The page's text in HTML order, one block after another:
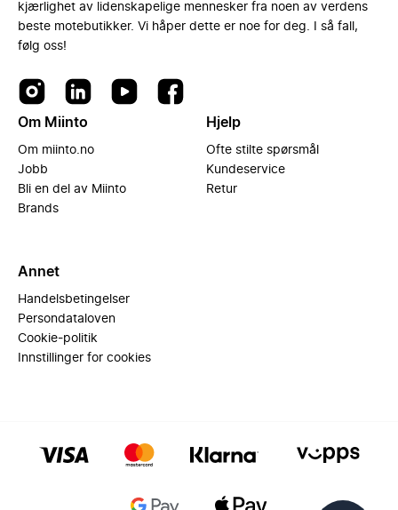
kjærlighet av lidenskapelige mennesker fra noen av verdens
beste motebutikker. Vi håper dette er noe for deg. I så fall,
følg oss!
Om Miinto
Om miinto.no
Jobb
Bli en del av Miinto
Brands
Hjelp
Ofte stilte spørsmål
Kundeservice
Retur
Annet
Handelsbetingelser
Persondataloven
Cookie-politik
Innstillinger for cookies